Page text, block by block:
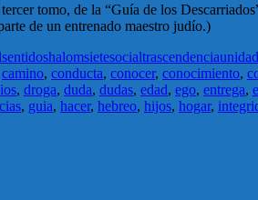
tomo, de la “Guía de los
de un entrenado maestro judío.)
sentidoshalomsietesocialtrascendenciaunidad
camino, conducta, conocer, conocimiento,
, droga, duda, dudas, edad, ego, entrega,
, guia, hacer, hebreo, hijos, hogar,